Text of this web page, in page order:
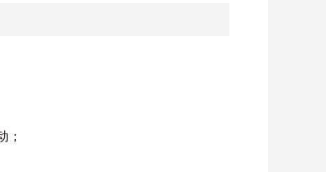
；